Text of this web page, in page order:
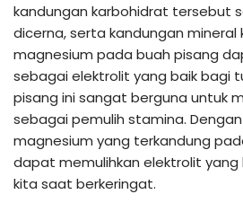
kandungan karbohidrat tersebut
dicerna, serta kandungan mineral
magnesium pada buah pisang
sebagai elektrolit yang baik bagi
pisang ini sangat berguna untuk
sebagai pemulih stamina.
magnesium yang terkandung
dapat memulihkan elektrolit
kita saat berkeringat.